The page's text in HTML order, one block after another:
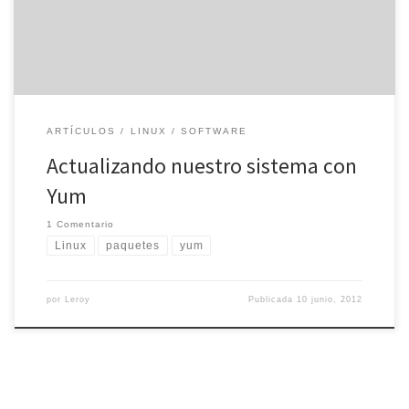
ARTÍCULOS LINUX SOFTWARE
Actualizando nuestro sistema con
Yum
1 Comentario
Linux paquetes yum
por Leroy Publicada 10 junio, 2012